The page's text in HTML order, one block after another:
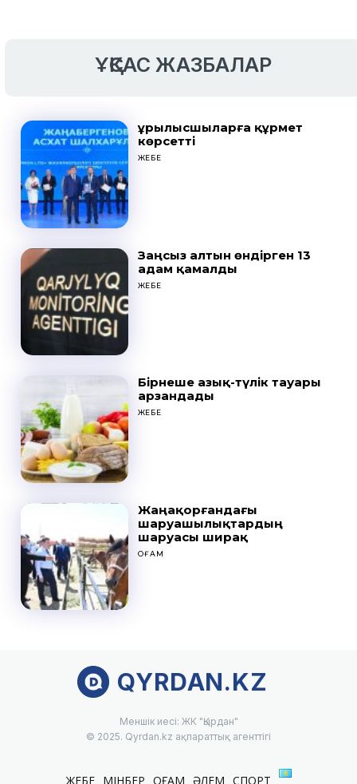
ҰҚСАС ЖАЗБАЛАР
Құрылысшыларға құрмет
көрсетті
ЖЕБЕ
Заңсыз алтын өндірген 13
адам қамалды
ЖЕБЕ
Бірнеше азық-түлік тауары
арзандады
ЖЕБЕ
Жаңақорғандағы
шаруашылықтардың
шаруасы ширақ
ҚОҒАМ
QYRDAN.KZ
Меншік иесі: ЖК "Қырдан"
© 2025. Qyrdan.kz ақпараттық агенттігі
ЖЕБЕ МІНБЕР ҚОҒАМ ӘЛЕМ СПОРТ